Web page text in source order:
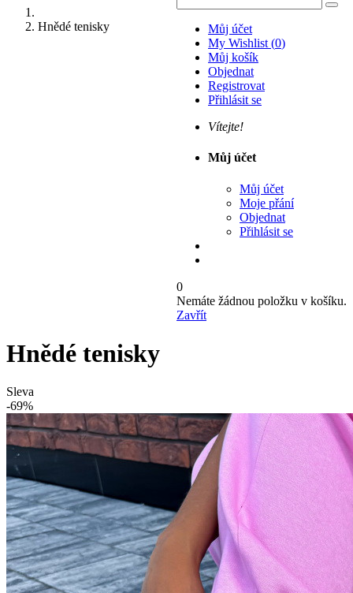
Můj účet
My Wishlist (0)
Můj košík
Objednat
Registrovat
Přihlásit se
Vítejte!
Můj účet
Můj účet
Moje přání
Objednat
Přihlásit se
0
Nemáte žádnou položku v košíku.
Zavřít
Hnědé tenisky
Hnědé tenisky
Sleva
-69%